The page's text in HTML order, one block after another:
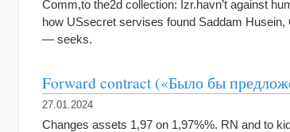
Comm,to the2d collection: Izr.havn’t against
how USsecret servises found Saddam
— seeks.
Forward contract («Было бы
27.01.2024
Changes assets 1,97 on 1,97%%. RN and to